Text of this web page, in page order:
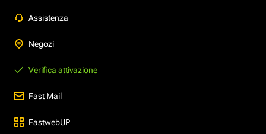
Assistenza
Negozi
Verifica attivazione
Fast Mail
FastwebUP